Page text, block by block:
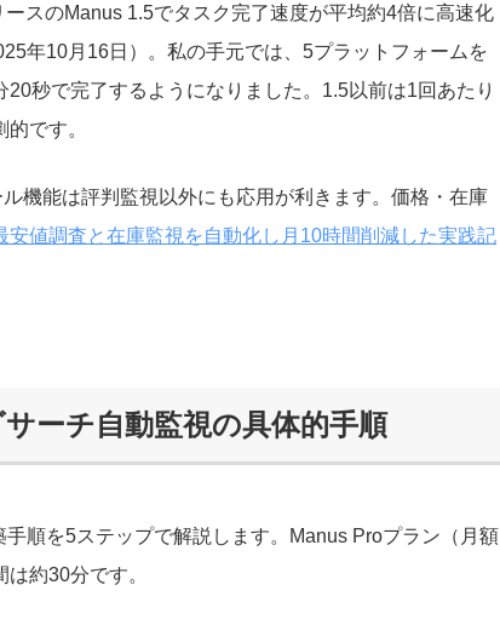
スのManus 1.5でタスク完了速度が平均約4倍に高速化
年10月16日）。私の手元では、5プラットフォームを
秒で完了するようになりました。1.5以前は1回あたり
です。
機能は評判監視以外にも応用が利きます。価格・在庫
安値調査と在庫監視を自動化し月10時間削減した実践記
ーチ自動監視の具体的手順
順を5ステップで解説します。Manus Proプラン（月額
約30分です。